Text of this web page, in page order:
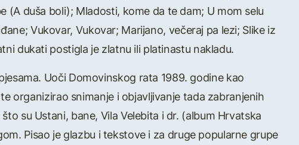
(A duša boli); Mladosti, kome da te dam; U mom selu
Vukovar, Vukovar; Marijano, večeraj pa lezi; Slike iz
dukati postigla je zlatnu ili platinastu nakladu.
Uoči Domovinskog rata 1989. godine kao
organizirao snimanje i objavljivanje tada zabranjenih
su Ustani, bane, Vila Velebita i dr. (album Hrvatska
Pisao je glazbu i tekstove i za druge popularne grupe